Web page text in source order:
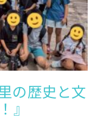
の歴史と文
』